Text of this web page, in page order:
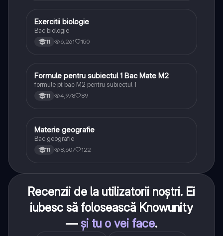
Biologie
Exercitii biologie
Bac biologie
11 6,261 150
Matematică
Formule pentru subiectul 1 Bac Mate M2
formule pt bac M2 pentru subiectul 1
11 4,978 89
Geografie
Materie geografie
Bac geografie
11 8,607 122
Recenzii de la utilizatorii noștri. Ei
iubesc să folosească Knowunity
— și tu o vei face.